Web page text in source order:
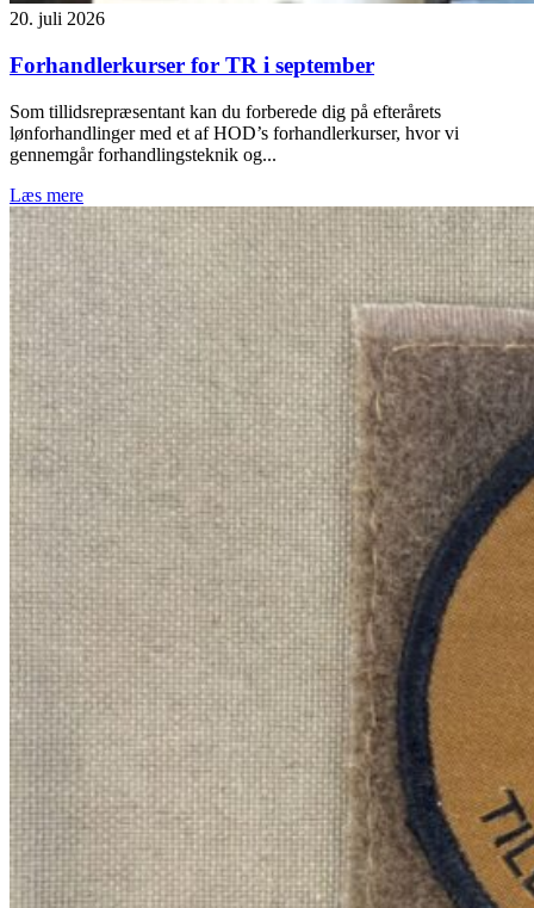
20. juli 2026
Forhandlerkurser for TR i september
Som tillidsrepræsentant kan du forberede dig på efterårets
lønforhandlinger med et af HOD’s forhandlerkurser, hvor vi
gennemgår forhandlingsteknik og...
Læs mere